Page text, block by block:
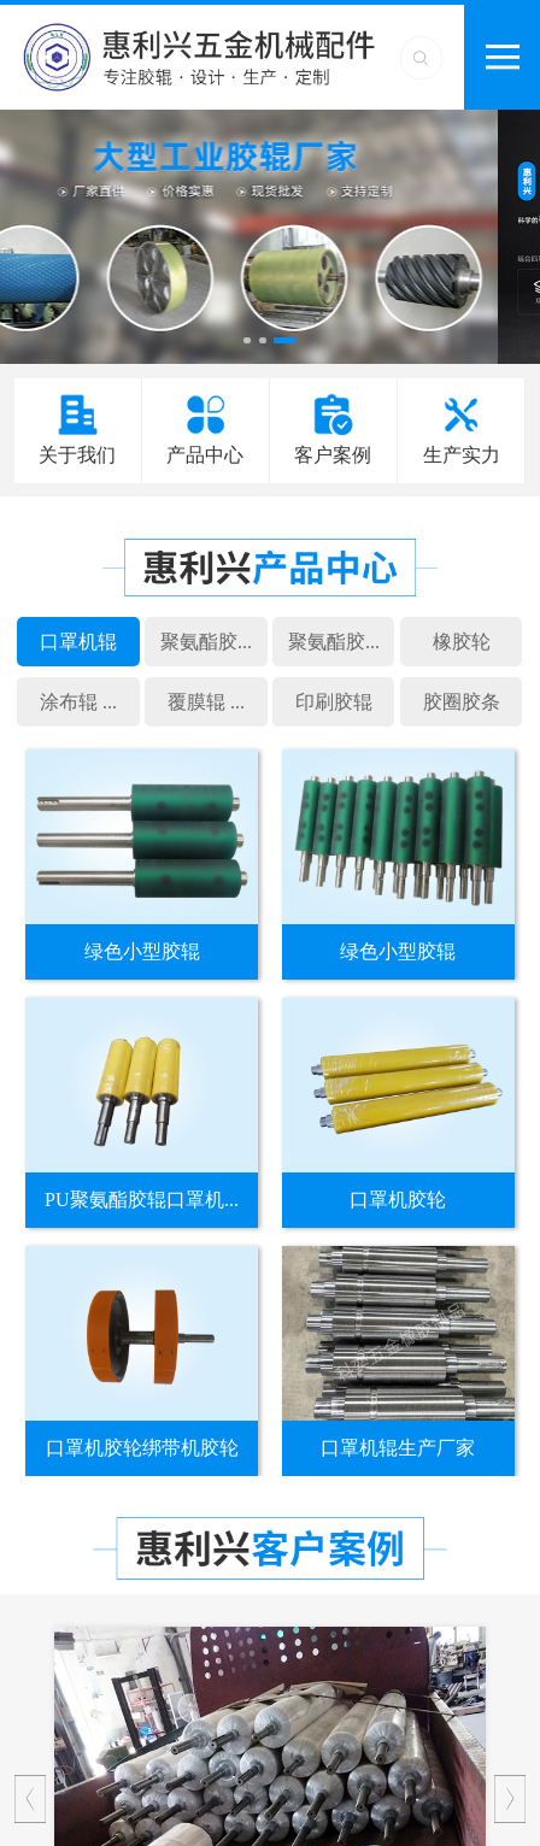
关于我们 产品中心 客户案例 生产实力
口罩机辊 聚氨酯胶... 聚氨酯胶... 橡胶轮
涂布辊 ... 覆膜辊 ... 印刷胶辊 胶圈胶条
绿色小型胶辊 绿色小型胶辊
PU聚氨酯胶辊口罩机... 口罩机胶轮
口罩机胶轮绑带机胶轮 口罩机辊生产厂家